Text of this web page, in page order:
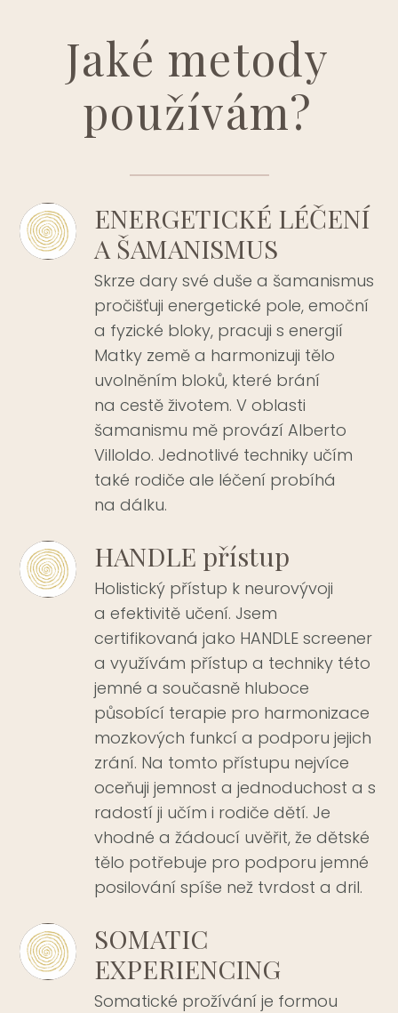
Jaké metody
používám?
ENERGETICKÉ LÉČENÍ
A ŠAMANISMUS
Skrze dary své duše a šamanismus
pročišťuji energetické pole, emoční
a fyzické bloky, pracuji s energií
Matky země a harmonizuji tělo
uvolněním bloků, které brání
na cestě životem. V oblasti
šamanismu mě provází Alberto
Villoldo. Jednotlivé techniky učím
také rodiče ale léčení probíhá
na dálku.
HANDLE přístup
Holistický přístup k neurovývoji
a efektivitě učení. Jsem
certifikovaná jako HANDLE screener
a využívám přístup a techniky této
jemné a současně hluboce
působící terapie pro harmonizace
mozkových funkcí a podporu jejich
zrání. Na tomto přístupu nejvíce
oceňuji jemnost a jednoduchost a s
radostí ji učím i rodiče dětí. Je
vhodné a žádoucí uvěřit, že dětské
tělo potřebuje pro podporu jemné
posilování spíše než tvrdost a dril.
SOMATIC
EXPERIENCING
Somatické prožívání je formou